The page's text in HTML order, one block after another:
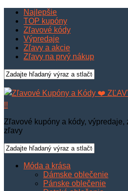
Najlepšie
TOP kupóny
Zľavové kódy
Výpredaje
Zľavy a akcie
Zľavy na prvý nákup
Zľavové kupóny a kódy,
zľavy
Móda a krása
Dámske oblečenie
Pánske oblečenie